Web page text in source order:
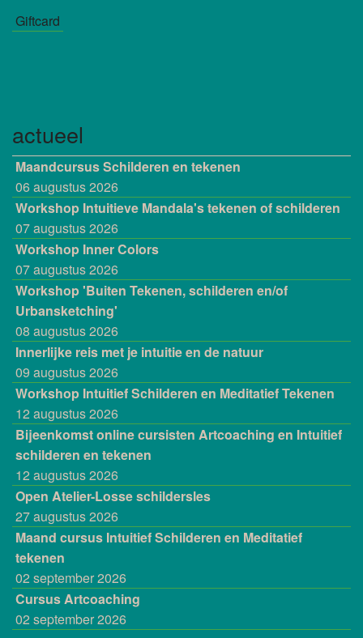
Giftcard
actueel
Maandcursus Schilderen en tekenen
06 augustus 2026
Workshop Intuitieve Mandala's tekenen of schilderen
07 augustus 2026
Workshop Inner Colors
07 augustus 2026
Workshop 'Buiten Tekenen, schilderen en/of
Urbansketching'
08 augustus 2026
Innerlijke reis met je intuitie en de natuur
09 augustus 2026
Workshop Intuitief Schilderen en Meditatief Tekenen
12 augustus 2026
Bijeenkomst online cursisten Artcoaching en Intuitief
schilderen en tekenen
12 augustus 2026
Open Atelier-Losse schildersles
27 augustus 2026
Maand cursus Intuitief Schilderen en Meditatief
tekenen
02 september 2026
Cursus Artcoaching
02 september 2026